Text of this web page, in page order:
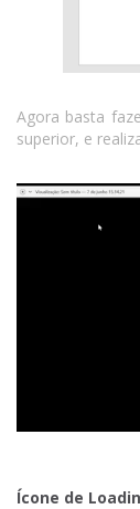
Agora basta
superior, e
Ícone de